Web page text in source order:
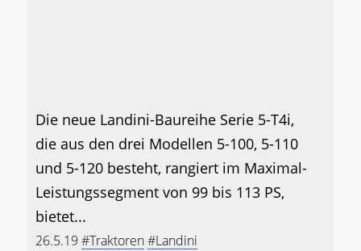
Die neue Landini-Baureihe Serie 5-T4i,
die aus den drei Modellen 5-100, 5-110
und 5-120 besteht, rangiert im Maximal-
Leistungssegment von 99 bis 113 PS,
bietet...
26.5.19 #Traktoren#Landini